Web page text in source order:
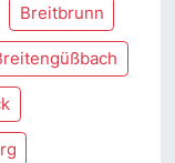
Breitbrunn